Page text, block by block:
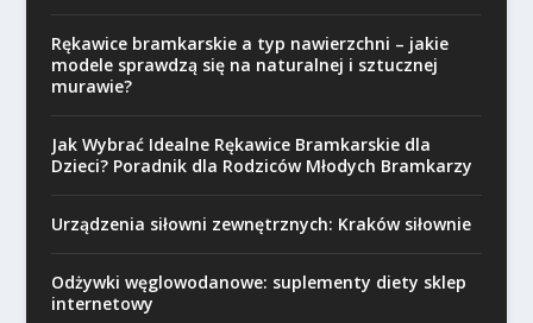
Rękawice bramkarskie a typ nawierzchni – jakie
modele sprawdzą się na naturalnej i sztucznej
murawie?
Jak Wybrać Idealne Rękawice Bramkarskie dla
Dzieci? Poradnik dla Rodziców Młodych Bramkarzy
Urządzenia siłowni zewnętrznych: Kraków siłownie
Odżywki węglowodanowe: suplementy diety sklep
internetowy